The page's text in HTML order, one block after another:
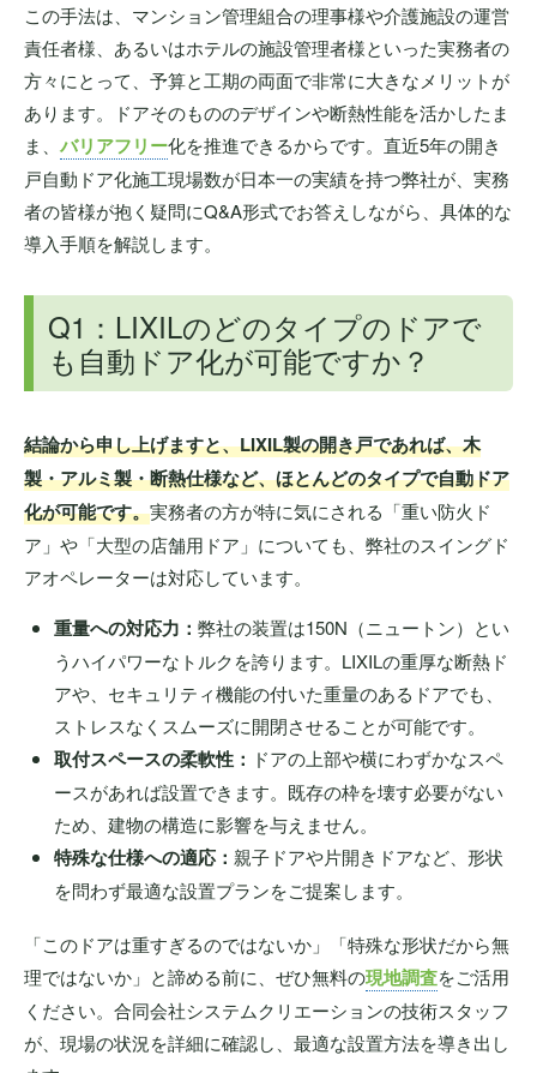
この手法は、マンション管理組合の理事様や介護施設の運営
責任者様、あるいはホテルの施設管理者様といった実務者の
方々にとって、予算と工期の両面で非常に大きなメリットが
あります。ドアそのもののデザインや断熱性能を活かしたま
ま、 バリアフリー化を推進できるからです。直近5年の開き
戸自動ドア化施工現場数が日本一の実績を持つ弊社が、実務
者の皆様が抱く疑問にQ&A形式でお答えしながら、具体的な
導入手順を解説します。
Q1：LIXILのどのタイプのドアで
も自動ドア化が可能ですか？
結論から申し上げますと、LIXIL製の開き戸であれば、木
製・アルミ製・断熱仕様など、ほとんどのタイプで自動ドア
化が可能です。実務者の方が特に気にされる「重い防火ド
ア」や「大型の店舗用ドア」についても、弊社のスイングド
アオペレーターは対応しています。
重量への対応力： 弊社の装置は150N（ニュートン）とい
うハイパワーなトルクを誇ります。LIXILの重厚な断熱ド
アや、セキュリティ機能の付いた重量のあるドアでも、
ストレスなくスムーズに開閉させることが可能です。
取付スペースの柔軟性： ドアの上部や横にわずかなスペ
ースがあれば設置できます。既存の枠を壊す必要がない
ため、建物の構造に影響を与えません。
特殊な仕様への適応： 親子ドアや片開きドアなど、形状
を問わず最適な設置プランをご提案します。
「このドアは重すぎるのではないか」「特殊な形状だから無
理ではないか」と諦める前に、ぜひ無料の現地調査をご活用
ください。合同会社システムクリエーションの技術スタッフ
が、現場の状況を詳細に確認し、最適な設置方法を導き出し